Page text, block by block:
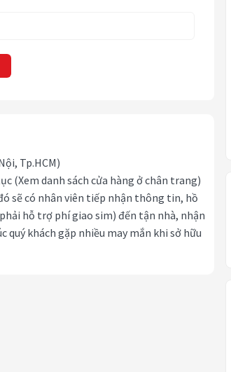
Tp.HCM)
(Xem danh sách cửa hàng ở chân trang)
sẽ có nhân viên tiếp nhận thông tin, hồ
hỗ trợ phí giao sim) đến tận nhà, nhận
khách gặp nhiều may mắn khi sở hữu